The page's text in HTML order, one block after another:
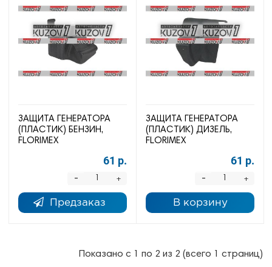
ЗАЩИТА ГЕНЕРАТОРА
(ПЛАСТИК) БЕНЗИН,
FLORIMEX
61 р.
+
-
Предзаказ
ЗАЩИТА ГЕНЕРАТОРА
(ПЛАСТИК) ДИЗЕЛЬ,
FLORIMEX
61 р.
+
-
В корзину
Показано с 1 по 2 из 2 (всего 1 страниц)